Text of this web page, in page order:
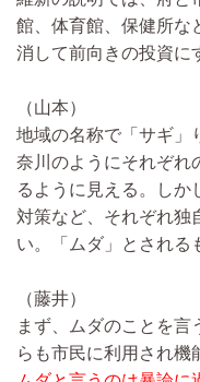
館、体育館、保健所な
消して前向きの投資に
（山本）
地域の名称で「サギ」
奈川のようにそれぞれ
るように見える。しか
対策など、それぞれ独
い。「ムダ」とされる
（藤井）
まず、ムダのことを言
らも市民に利用され機